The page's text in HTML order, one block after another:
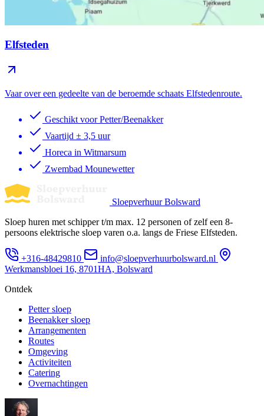
Elfsteden
Vaar over een gedeelte van de beroemde schaats Elfstedenroute.
Geschikt voor Petter/Beenakker
Vaartijd ± 3,5 uur
Horeca in Witmarsum
Zwembad Mounewetter
Sloepverhuur Bolsward
Sloep huren met schipper t/m max. 12 personen of zelf een 8-
persoons elektrische sloep varen o.a. langs de Friese Elfsteden.
+316-48429810
info@sloepverhuurbolsward.nl
Werkmansbloei 16, 8701HA, Bolsward
Ontdek
Petter sloep
Beenakker sloep
Arrangementen
Routes
Omgeving
Activiteiten
Catering
Overnachtingen